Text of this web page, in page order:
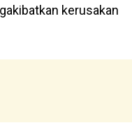
kerusakan